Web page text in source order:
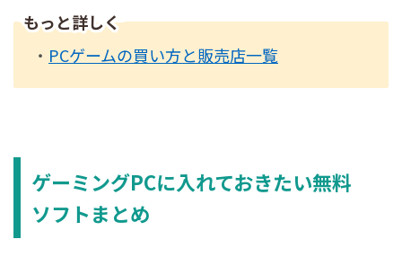
もっと詳しく
・ PCゲームの買い方と販売店一覧
ゲーミングPCに入れておきたい無料
ソフトまとめ